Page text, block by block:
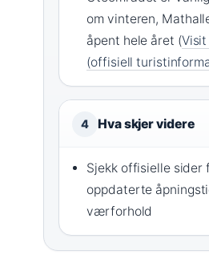
om vinteren,
åpent hele året (Visit
(offisiell
4 Hva skjer videre
Sjekk offisielle sider
oppdaterte
værforhold